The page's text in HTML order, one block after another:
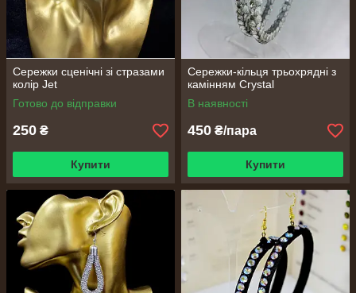
Сережки сценічні зі стразами
колір Jet
Готово до відправки
250 ₴
Купити
Сережки-кільця трьохрядні з
камінням Crystal
В наявності
450 ₴/пара
Купити